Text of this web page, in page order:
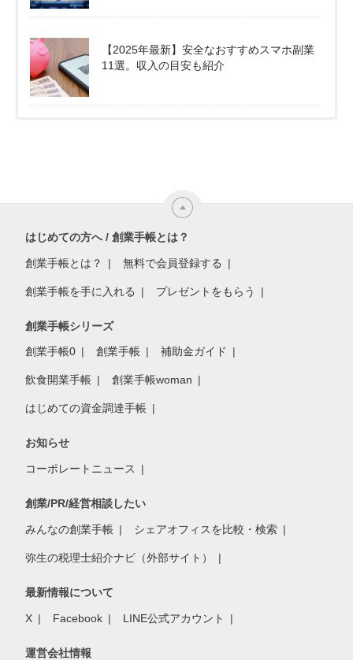
【2025年最新】安全なおすすめスマホ副業
11選。収入の目安も紹介
はじめての方へ / 創業手帳とは？
創業手帳とは？ 無料で会員登録する
創業手帳を手に入れる プレゼントをもらう
創業手帳シリーズ
創業手帳0 創業手帳 補助金ガイド
飲食開業手帳 創業手帳woman
はじめての資金調達手帳
お知らせ
コーポレートニュース
創業/PR/経営相談したい
みんなの創業手帳 シェアオフィスを比較・検索
弥生の税理士紹介ナビ（外部サイト）
最新情報について
X Facebook LINE公式アカウント
運営会社情報